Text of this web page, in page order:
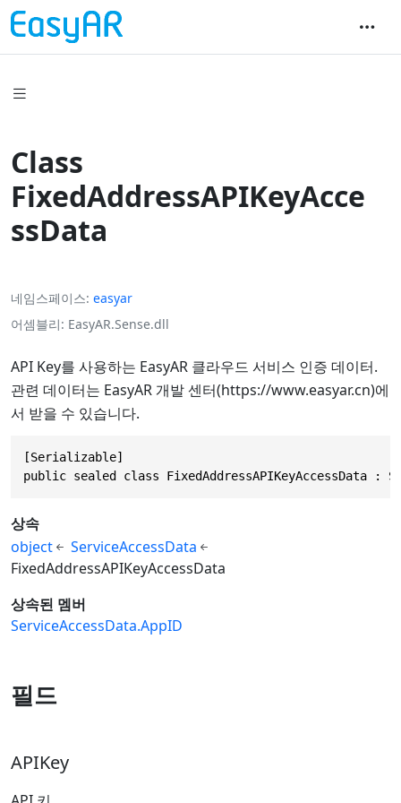
Class
FixedAddressAPIKeyAcce
ssData
네임스페이스 easyar
어셈블리 EasyAR.Sense.dll
API Key를 사용하는 EasyAR 클라우드 서비스 인증 데이터.
관련 데이터는 EasyAR 개발 센터(https://www.easyar.cn)에
서 받을 수 있습니다.
[Serializable]
public sealed class FixedAddressAPIKeyAccessData :
상속
object
ServiceAccessData
FixedAddressAPIKeyAccessData
상속된 멤버
ServiceAccessData.AppID
필드
APIKey